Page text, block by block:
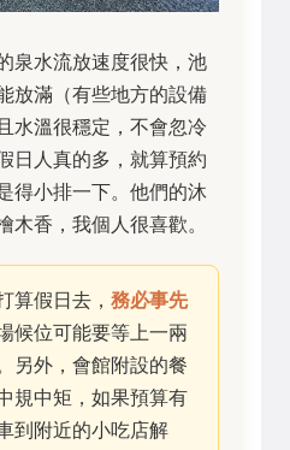
泉水流放速度很快，池
放滿（有些地方的設備
水溫很穩定，不會忽冷
日人真的多，就算預約
得小排一下。他們的沐
木香，我個人很喜歡。
算假日去， 務必事先
候位可能要等上一兩
另外，會館附設的餐
規中矩，如果預算有
到附近的小吃店解